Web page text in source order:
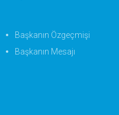
Başkanın Özgeçmişi
Başkanın Mesajı